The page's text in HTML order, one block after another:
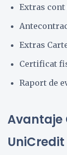
Extras
Extras
Certificat
Raport de
Avantaje
UniCredit